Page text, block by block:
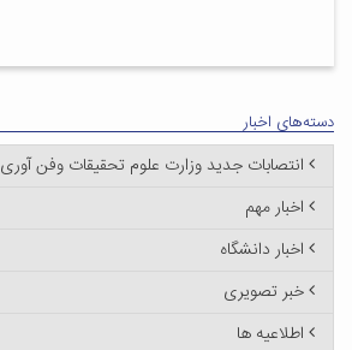
دسته‌های اخبار
انتصابات جدید وزارت علوم تحقیقات وفن آوری
اخبار مهم
اخبار دانشگاه
خبر تصویری
اطلاعیه ها